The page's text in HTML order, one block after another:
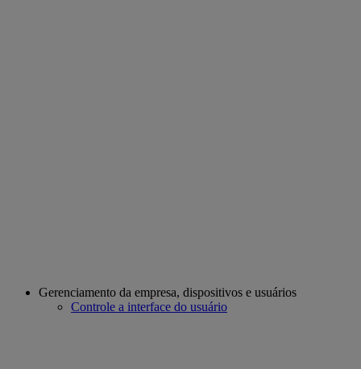
Gerenciamento da empresa, dispositivos e usuários
Controle a interface do usuário